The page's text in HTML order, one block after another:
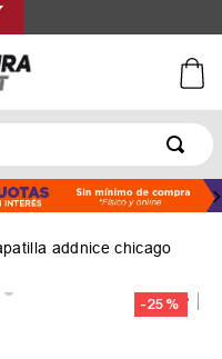
addnice chicago
-25 %